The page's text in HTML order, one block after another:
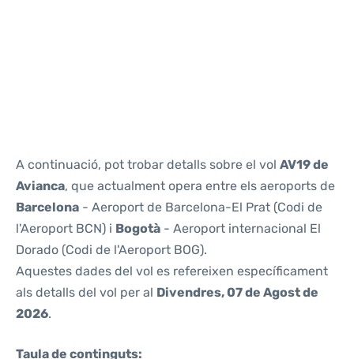
A continuació, pot trobar detalls sobre el vol AV19 de
Avianca, que actualment opera entre els aeroports de
Barcelona - Aeroport de Barcelona-El Prat (Codi de
l'Aeroport BCN) i Bogotà - Aeroport internacional El
Dorado (Codi de l'Aeroport BOG).
Aquestes dades del vol es refereixen específicament
als detalls del vol per al Divendres, 07 de Agost de
2026.
Taula de continguts: